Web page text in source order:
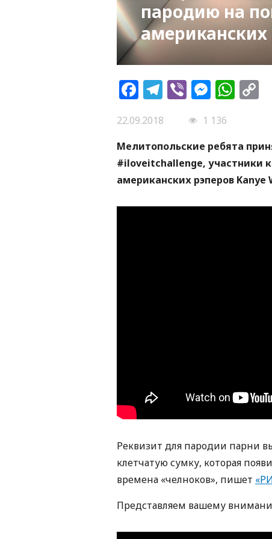
пародию на
Facebook
Telegram
Viber
22.09.2018
1 136
Мелитопольские ребята
#iloveitchallenge, участники
американских рэперов
Реквизит для пародии парни
клетчатую сумку, которая
времена «челноков», пишет
Представляем вашему